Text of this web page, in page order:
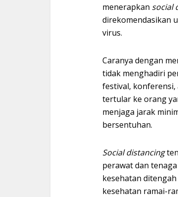
menerapkan social
direkomendasikan
virus.
Caranya dengan
tidak menghadiri
festival,
tertular ke orang
menjaga jarak
bersentuhan.
Social distancing
perawat dan
kesehatan
kesehatan ramai-